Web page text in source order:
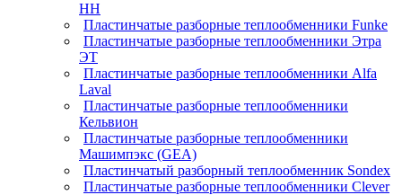
НН
Пластинчатые разборные теплообменники Funke
Пластинчатые разборные теплообменники Этра
ЭТ
Пластинчатые разборные теплообменники Alfa
Laval
Пластинчатые разборные теплообменники
Кельвион
Пластинчатые разборные теплообменники
Машимпэкс (GEA)
Пластинчатый разборный теплообменник Sondex
Пластинчатые разборные теплообменники Clever